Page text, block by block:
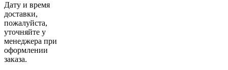
Дату и время
доставки,
пожалуйста,
уточняйте у
менеджера при
оформлении
заказа.